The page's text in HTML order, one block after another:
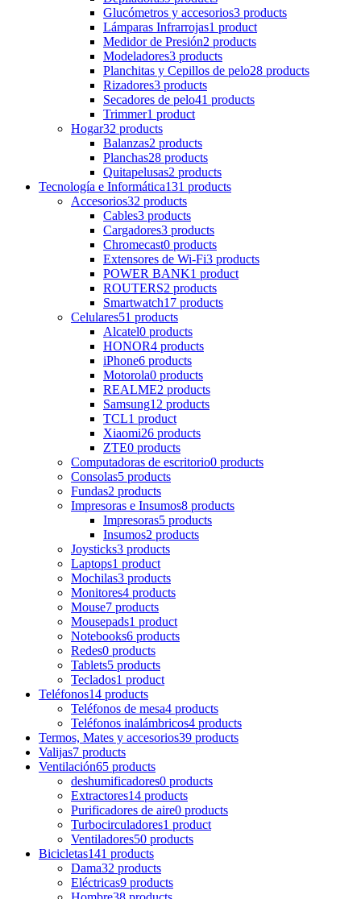
Glucómetros y accesorios3 products
Lámparas Infrarrojas1 product
Medidor de Presión2 products
Modeladores3 products
Planchitas y Cepillos de pelo28 products
Rizadores3 products
Secadores de pelo41 products
Trimmer1 product
Hogar32 products
Balanzas2 products
Planchas28 products
Quitapelusas2 products
Tecnología e Informática131 products
Accesorios32 products
Cables3 products
Cargadores3 products
Chromecast0 products
Extensores de Wi-Fi3 products
POWER BANK1 product
ROUTERS2 products
Smartwatch17 products
Celulares51 products
Alcatel0 products
HONOR4 products
iPhone6 products
Motorola0 products
REALME2 products
Samsung12 products
TCL1 product
Xiaomi26 products
ZTE0 products
Computadoras de escritorio0 products
Consolas5 products
Fundas2 products
Impresoras e Insumos8 products
Impresoras5 products
Insumos2 products
Joysticks3 products
Laptops1 product
Mochilas3 products
Monitores4 products
Mouse7 products
Mousepads1 product
Notebooks6 products
Redes0 products
Tablets5 products
Teclados1 product
Teléfonos14 products
Teléfonos de mesa4 products
Teléfonos inalámbricos4 products
Termos, Mates y accesorios39 products
Valijas7 products
Ventilación65 products
deshumificadores0 products
Extractores14 products
Purificadores de aire0 products
Turbocirculadores1 product
Ventiladores50 products
Bicicletas141 products
Dama32 products
Eléctricas9 products